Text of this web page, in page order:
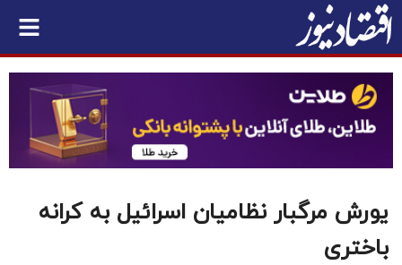
یورش مرگبار نظامیان اسرائیل به کرانه
باختری